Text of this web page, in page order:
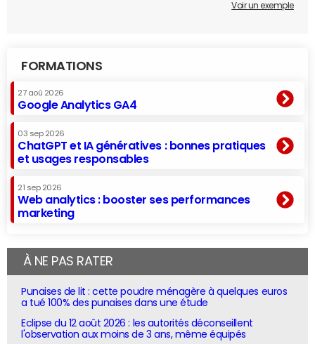
Voir un exemple
FORMATIONS
27 aoû 2026
Google Analytics GA4
03 sep 2026
ChatGPT et IA génératives : bonnes pratiques
et usages responsables
21 sep 2026
Web analytics : booster ses performances
marketing
À NE PAS RATER
Punaises de lit : cette poudre ménagère à quelques euros
a tué 100% des punaises dans une étude
Eclipse du 12 août 2026 : les autorités déconseillent
l'observation aux moins de 3 ans, même équipés